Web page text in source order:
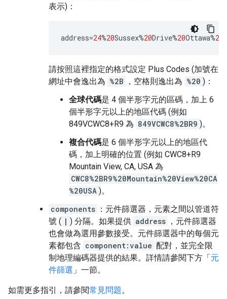
表示)：
address=24%20Sussex%20Drive%20Ottawa%20
請按照這裡指定的格式設定 Plus Codes (加號在
網址中會逸出為 %2B ，空格則逸出為 %20 )：
全球代碼是 4 個半形字元的區碼，加上 6
個半形字元以上的地區代碼 (例如
849VCWC8+R9 為 849VCWC8%2BR9 )。
複合代碼是 6 個半形字元以上的地區代
碼，加上明確的位置 (例如 CWC8+R9
Mountain View, CA, USA 為
CWC8%2BR9%20Mountain%20View%20CA
%20USA )。
components ：元件篩選器，元素之間以管道符
號 ( | ) 分隔。如果提供 address ，元件篩選器
也會做為選用參數接受。元件篩選器中的每個元
素都包含 component:value 配對，並完全限
制地理編碼器提供的結果。詳情請參閱下方「元
件篩選 」一節。
如需更多指引，請參閱常見問題。